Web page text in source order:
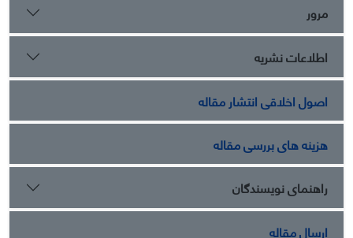
مرور
اطلاعات نشریه
اصول اخلاقی انتشار مقاله
هزینه های بررسی مقاله
راهنمای نویسندگان
ارسال مقاله